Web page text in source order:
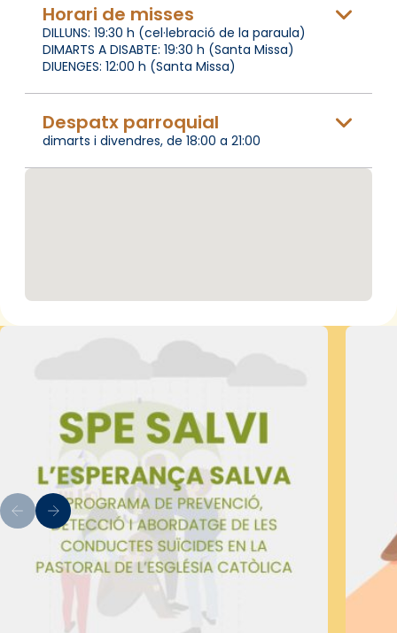
Horari de misses
DILLUNS: 19:30 h (cel·lebració de la paraula)
DIMARTS A DISABTE: 19:30 h (Santa Missa)
DIUENGES: 12:00 h (Santa Missa)
Despatx parroquial
dimarts i divendres, de 18:00 a 21:00